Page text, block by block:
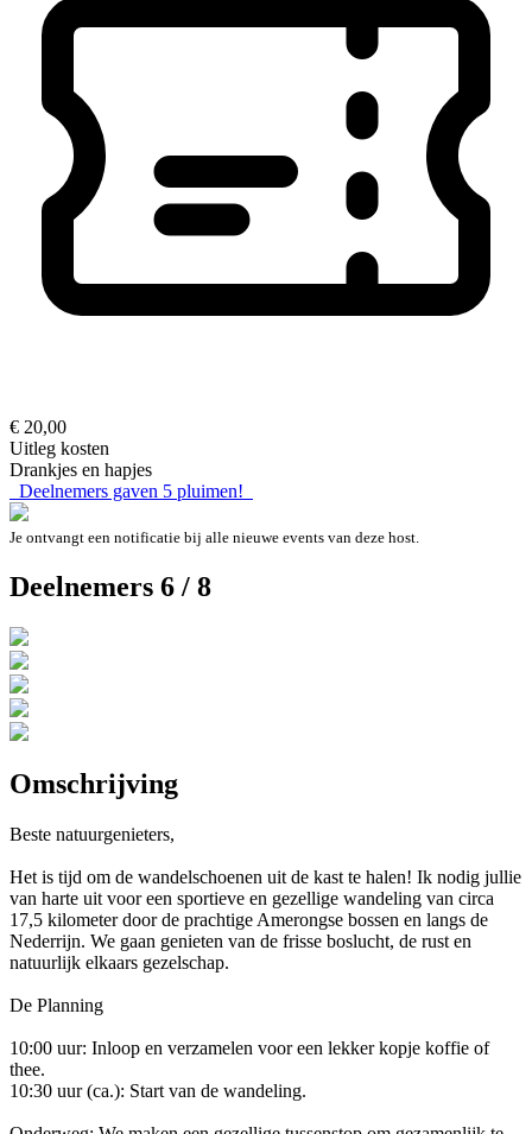
€ 20,00
Uitleg kosten
Drankjes en hapjes
Deelnemers gaven 5 pluimen!
Je ontvangt een notificatie bij alle nieuwe events van deze host.
Deelnemers 6 / 8
Omschrijving
Beste natuurgenieters,
Het is tijd om de wandelschoenen uit de kast te halen! Ik nodig jullie
van harte uit voor een sportieve en gezellige wandeling van circa
17,5 kilometer door de prachtige Amerongse bossen en langs de
Nederrijn. We gaan genieten van de frisse boslucht, de rust en
natuurlijk elkaars gezelschap.
De Planning
10:00 uur: Inloop en verzamelen voor een lekker kopje koffie of
thee.
10:30 uur (ca.): Start van de wandeling.